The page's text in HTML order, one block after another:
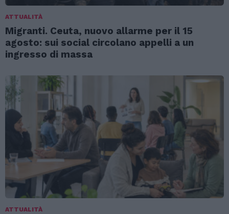
ATTUALITÀ
Migranti. Ceuta, nuovo allarme per il 15
agosto: sui social circolano appelli a un
ingresso di massa
ATTUALITÀ